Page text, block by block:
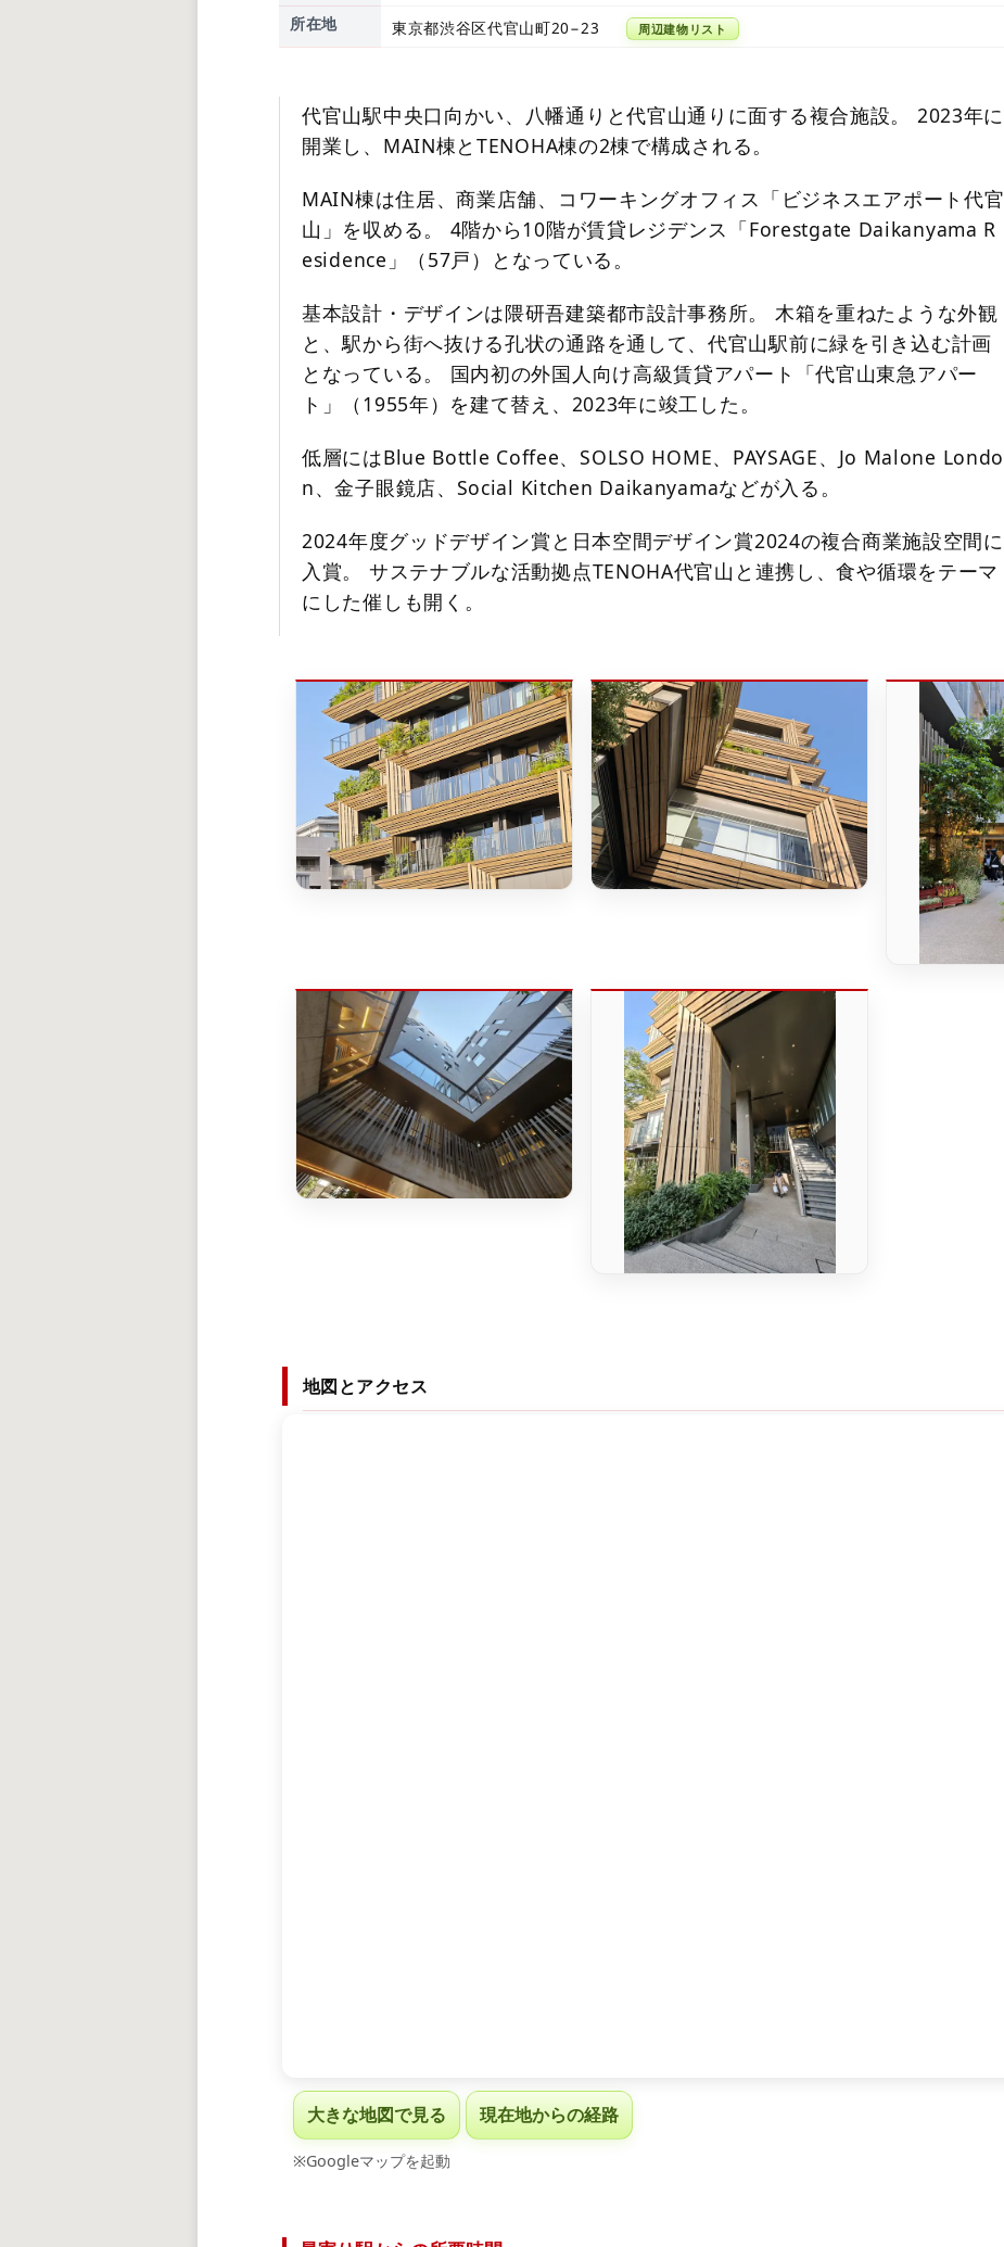
所在地
東京都渋谷区代官山町20−23 周辺建物リスト
代官山駅中央口向かい、八幡通りと代官山通りに面する複合施設。 2023年に
開業し、MAIN棟とTENOHA棟の2棟で構成される。
MAIN棟は住居、商業店舗、コワーキングオフィス「ビジネスエアポート代官
山」を収める。 4階から10階が賃貸レジデンス「Forestgate Daikanyama R
esidence」（57戸）となっている。
基本設計・デザインは隈研吾建築都市設計事務所。 木箱を重ねたような外観
と、駅から街へ抜ける孔状の通路を通して、代官山駅前に緑を引き込む計画
となっている。 国内初の外国人向け高級賃貸アパート「代官山東急アパー
ト」（1955年）を建て替え、2023年に竣工した。
低層にはBlue Bottle Coffee、SOLSO HOME、PAYSAGE、Jo Malone Londo
n、金子眼鏡店、Social Kitchen Daikanyamaなどが入る。
2024年度グッドデザイン賞と日本空間デザイン賞2024の複合商業施設空間に
入賞。 サステナブルな活動拠点TENOHA代官山と連携し、食や循環をテーマ
にした催しも開く。
地図とアクセス
大きな地図で見る 現在地からの経路
※Googleマップを起動